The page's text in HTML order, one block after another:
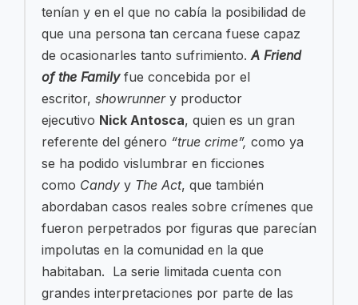
tenían y en el que no cabía la posibilidad de
que una persona tan cercana fuese capaz
de ocasionarles tanto sufrimiento.A Friend
of the Familyfue concebida por el
escritor, showrunner y productor
ejecutivo Nick Antosca, quien es un gran
referente del género “true crime”, como ya
se ha podido vislumbrar en ficciones
como Candy y The Act, que también
abordaban casos reales sobre crímenes que
fueron perpetrados por figuras que parecían
impolutas en la comunidad en la que
habitaban. La serie limitada cuenta con
grandes interpretaciones por parte de las